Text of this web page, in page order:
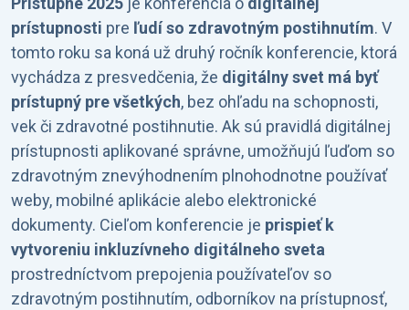
prístupnosti pre ľudí so zdravotným postihnutím. V
tomto roku sa koná už druhý ročník konferencie, ktorá
vychádza z presvedčenia, že digitálny svet má byť
prístupný pre všetkých, bez ohľadu na schopnosti,
vek či zdravotné postihnutie. Ak sú pravidlá digitálnej
prístupnosti aplikované správne, umožňujú ľuďom so
zdravotným znevýhodnením plnohodnotne používať
weby, mobilné aplikácie alebo elektronické
dokumenty. Cieľom konferencie je prispieť k
vytvoreniu inkluzívneho digitálneho sveta
prostredníctvom prepojenia používateľov so
zdravotným postihnutím, odborníkov na prístupnosť,